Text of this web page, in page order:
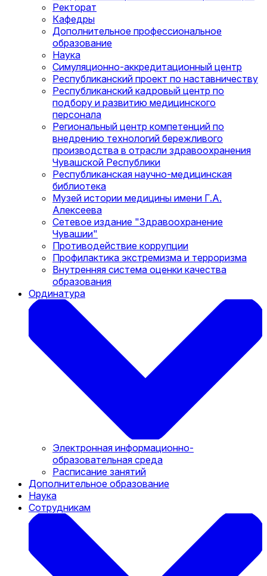
Ректорат
Кафедры
Дополнительное профессиональное
образование
Наука
Симуляционно-аккредитационный центр
Республиканский проект по наставничеству
Республиканский кадровый центр по
подбору и развитию медицинского
персонала
Региональный центр компетенций по
внедрению технологий бережливого
производства в отрасли здравоохранения
Чувашской Республики
Республиканская научно-медицинская
библиотека
Музей истории медицины имени Г.А.
Алексеева
Сетевое издание "Здравоохранение
Чувашии"
Противодействие коррупции
Профилактика экстремизма и терроризма
Внутренняя система оценки качества
образования
Ординатура
Электронная информационно-
образовательная среда
Расписание занятий
Дополнительное образование
Наука
Сотрудникам